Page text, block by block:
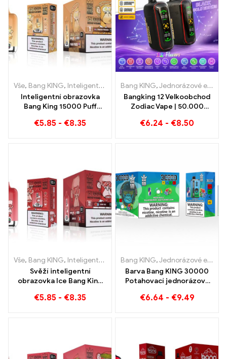
Vše, Bang KING, Inteligentní obrazovka Bang King 15000 Puff ,
Inteligentní obrazovka
Bang King 15000 Puff
zigarety
€5.85 - €8.35
Bang KING,Jednorázové e-cigarety
Bangking 12 Velkoobchod
Zodiac Vape | 50.000
€6.24 - €8.50
Vše, Bang KING, Inteligentní obrazovka Bang King 15000 Puff ,
Svěží inteligentní
obrazovka Ice Bang King
vyvážená směs vodního
€5.85 - €8.35
Bang KING,Jednorázové e-cigarety Litva
Barva Bang KING 30000
Potahovací jednorázová
příchutěmi Red Bull Energy
€6.64 - €9.49